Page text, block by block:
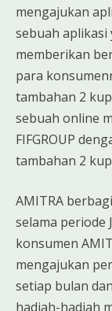
mengajukan
sebuah aplikasi
memberikan
para
tambahan 2
sebuah online
FIFGROUP
tambahan 2
AMITRA
selama periode
konsumen
mengajukan
setiap bulan
hadiah-hadiah